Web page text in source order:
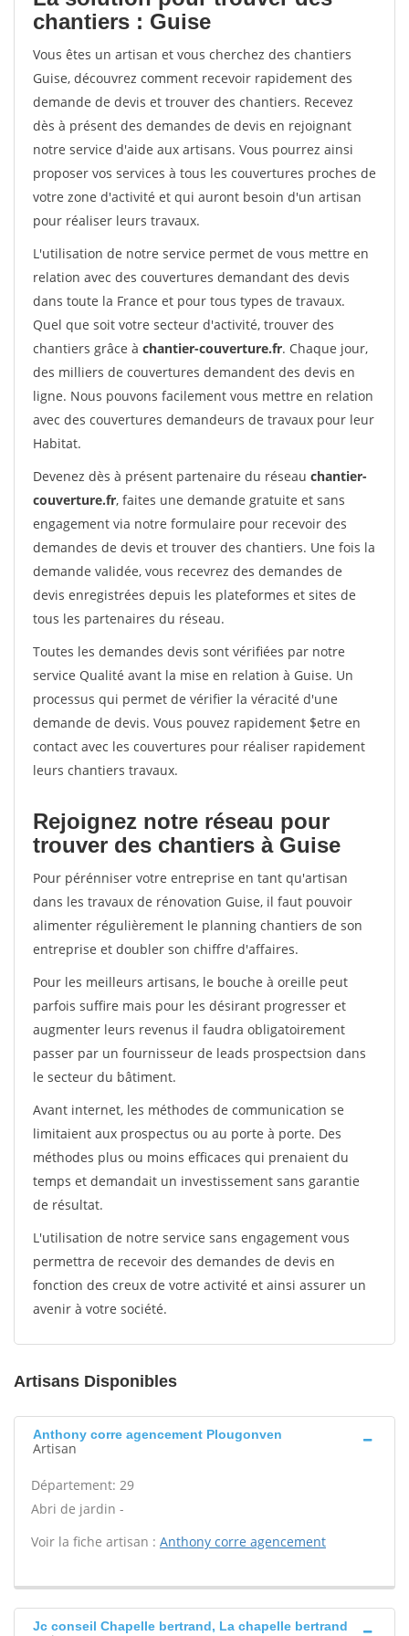
chantiers : Guise
Vous êtes un artisan et vous cherchez des chantiers
Guise, découvrez comment recevoir rapidement des
demande de devis et trouver des chantiers. Recevez
dès à présent des demandes de devis en rejoignant
notre service d'aide aux artisans. Vous pourrez ainsi
proposer vos services à tous les couvertures proches de
votre zone d'activité et qui auront besoin d'un artisan
pour réaliser leurs travaux.
L'utilisation de notre service permet de vous mettre en
relation avec des couvertures demandant des devis
dans toute la France et pour tous types de travaux.
Quel que soit votre secteur d'activité, trouver des
chantiers grâce à chantier-couverture.fr. Chaque jour,
des milliers de couvertures demandent des devis en
ligne. Nous pouvons facilement vous mettre en relation
avec des couvertures demandeurs de travaux pour leur
Habitat.
Devenez dès à présent partenaire du réseau chantier-
couverture.fr, faites une demande gratuite et sans
engagement via notre formulaire pour recevoir des
demandes de devis et trouver des chantiers. Une fois la
demande validée, vous recevrez des demandes de
devis enregistrées depuis les plateformes et sites de
tous les partenaires du réseau.
Toutes les demandes devis sont vérifiées par notre
service Qualité avant la mise en relation à Guise. Un
processus qui permet de vérifier la véracité d'une
demande de devis. Vous pouvez rapidement $etre en
contact avec les couvertures pour réaliser rapidement
leurs chantiers travaux.
Rejoignez notre réseau pour
trouver des chantiers à Guise
Pour pérénniser votre entreprise en tant qu'artisan
dans les travaux de rénovation Guise, il faut pouvoir
alimenter régulièrement le planning chantiers de son
entreprise et doubler son chiffre d'affaires.
Pour les meilleurs artisans, le bouche à oreille peut
parfois suffire mais pour les désirant progresser et
augmenter leurs revenus il faudra obligatoirement
passer par un fournisseur de leads prospectsion dans
le secteur du bâtiment.
Avant internet, les méthodes de communication se
limitaient aux prospectus ou au porte à porte. Des
méthodes plus ou moins efficaces qui prenaient du
temps et demandait un investissement sans garantie
de résultat.
L'utilisation de notre service sans engagement vous
permettra de recevoir des demandes de devis en
fonction des creux de votre activité et ainsi assurer un
avenir à votre société.
Artisans Disponibles
Anthony corre agencement Plougonven
Artisan
Département: 29
Abri de jardin -
Voir la fiche artisan : Anthony corre agencement
Jc conseil Chapelle bertrand, La chapelle bertrand